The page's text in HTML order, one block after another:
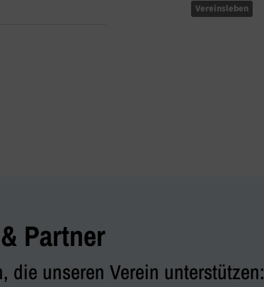
Vereinsleben
Partner
die unseren Verein unterstützen: